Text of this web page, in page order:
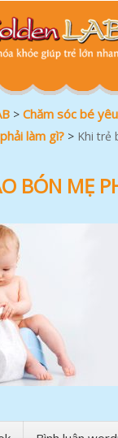
> Chăm sóc bé yêu
làm gì? > Khi trẻ
BÓN MẸ